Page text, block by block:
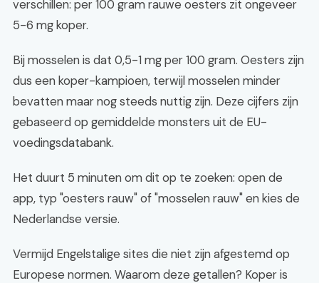
verschillen: per 100 gram rauwe oesters zit ongeveer
5-6 mg koper.
Bij mosselen is dat 0,5-1 mg per 100 gram. Oesters zijn
dus een koper-kampioen, terwijl mosselen minder
bevatten maar nog steeds nuttig zijn. Deze cijfers zijn
gebaseerd op gemiddelde monsters uit de EU-
voedingsdatabank.
Het duurt 5 minuten om dit op te zoeken: open de
app, typ "oesters rauw" of "mosselen rauw" en kies de
Nederlandse versie.
Vermijd Engelstalige sites die niet zijn afgestemd op
Europese normen. Waarom deze getallen? Koper is